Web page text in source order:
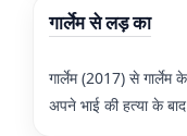
गार्लेम से लड़ का
गार्लेम (2017) से
अपने भाई की हत्या के